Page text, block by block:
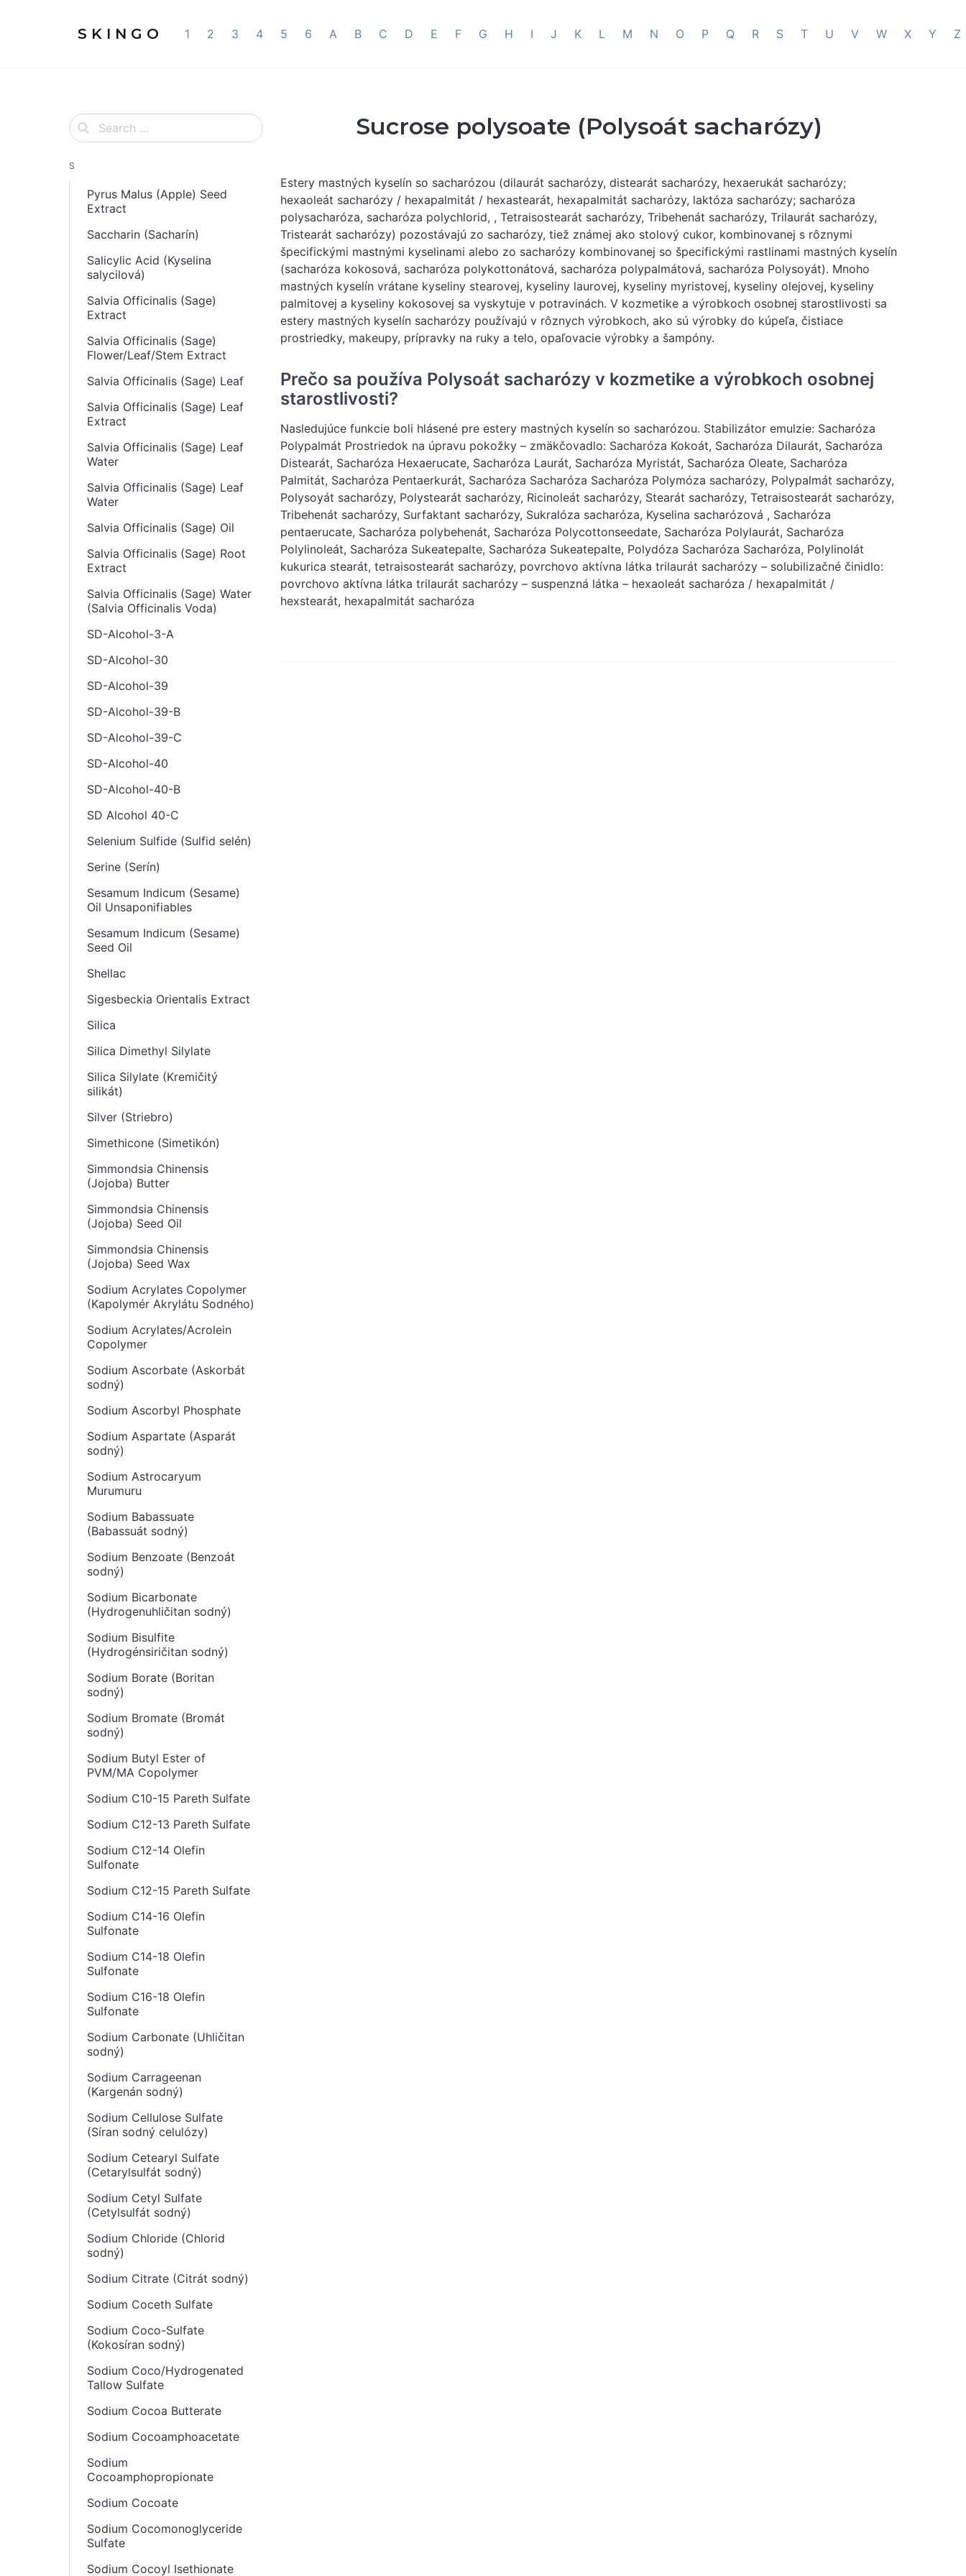
S K I N G O 1 2 3 4 5 6 A B C D E F G H I J K L M N O P Q R S T U V W X Y Z
S
Pyrus Malus (Apple) Seed
Extract
Saccharin (Sacharín)
Salicylic Acid (Kyselina
salycilová)
Salvia Officinalis (Sage)
Extract
Salvia Officinalis (Sage)
Flower/Leaf/Stem Extract
Salvia Officinalis (Sage) Leaf
Salvia Officinalis (Sage) Leaf
Extract
Salvia Officinalis (Sage) Leaf
Water
Salvia Officinalis (Sage) Leaf
Water
Salvia Officinalis (Sage) Oil
Salvia Officinalis (Sage) Root
Extract
Salvia Officinalis (Sage) Water
(Salvia Officinalis Voda)
SD-Alcohol-3-A
SD-Alcohol-30
SD-Alcohol-39
SD-Alcohol-39-B
SD-Alcohol-39-C
SD-Alcohol-40
SD-Alcohol-40-B
SD Alcohol 40-C
Selenium Sulfide (Sulfid selén)
Serine (Serín)
Sesamum Indicum (Sesame)
Oil Unsaponifiables
Sesamum Indicum (Sesame)
Seed Oil
Shellac
Sigesbeckia Orientalis Extract
Silica
Silica Dimethyl Silylate
Silica Silylate (Kremičitý
silikát)
Silver (Striebro)
Simethicone (Simetikón)
Simmondsia Chinensis
(Jojoba) Butter
Simmondsia Chinensis
(Jojoba) Seed Oil
Simmondsia Chinensis
(Jojoba) Seed Wax
Sodium Acrylates Copolymer
(Kapolymér Akrylátu Sodného)
Sodium Acrylates/Acrolein
Copolymer
Sodium Ascorbate (Askorbát
sodný)
Sodium Ascorbyl Phosphate
Sodium Aspartate (Asparát
sodný)
Sodium Astrocaryum
Murumuru
Sodium Babassuate
(Babassuát sodný)
Sodium Benzoate (Benzoát
sodný)
Sodium Bicarbonate
(Hydrogenuhličitan sodný)
Sodium Bisulfite
(Hydrogénsiričitan sodný)
Sodium Borate (Boritan
sodný)
Sodium Bromate (Bromát
sodný)
Sodium Butyl Ester of
PVM/MA Copolymer
Sodium C10-15 Pareth Sulfate
Sodium C12-13 Pareth Sulfate
Sodium C12-14 Olefin
Sulfonate
Sodium C12-15 Pareth Sulfate
Sodium C14-16 Olefin
Sulfonate
Sodium C14-18 Olefin
Sulfonate
Sodium C16-18 Olefin
Sulfonate
Sodium Carbonate (Uhličitan
sodný)
Sodium Carrageenan
(Kargenán sodný)
Sodium Cellulose Sulfate
(Síran sodný celulózy)
Sodium Cetearyl Sulfate
(Cetarylsulfát sodný)
Sodium Cetyl Sulfate
(Cetylsulfát sodný)
Sodium Chloride (Chlorid
sodný)
Sodium Citrate (Citrát sodný)
Sodium Coceth Sulfate
Sodium Coco-Sulfate
(Kokosíran sodný)
Sodium Coco/Hydrogenated
Tallow Sulfate
Sodium Cocoa Butterate
Sodium Cocoamphoacetate
Sodium
Cocoamphopropionate
Sodium Cocoate
Sodium Cocomonoglyceride
Sulfate
Sodium Cocoyl Isethionate
Sucrose polysoate (Polysoát sacharózy)
Estery mastných kyselín so sacharózou (dilaurát sacharózy, distearát sacharózy, hexaerukát sacharózy;
hexaoleát sacharózy / hexapalmitát / hexastearát, hexapalmitát sacharózy, laktóza sacharózy; sacharóza
polysacharóza, sacharóza polychlorid, , Tetraisostearát sacharózy, Tribehenát sacharózy, Trilaurát sacharózy,
Tristearát sacharózy) pozostávajú zo sacharózy, tiež známej ako stolový cukor, kombinovanej s rôznymi
špecifickými mastnými kyselinami alebo zo sacharózy kombinovanej so špecifickými rastlinami mastných kyselín
(sacharóza kokosová, sacharóza polykottonátová, sacharóza polypalmátová, sacharóza Polysoyát). Mnoho
mastných kyselín vrátane kyseliny stearovej, kyseliny laurovej, kyseliny myristovej, kyseliny olejovej, kyseliny
palmitovej a kyseliny kokosovej sa vyskytuje v potravinách. V kozmetike a výrobkoch osobnej starostlivosti sa
estery mastných kyselín sacharózy používajú v rôznych výrobkoch, ako sú výrobky do kúpeľa, čistiace
prostriedky, makeupy, prípravky na ruky a telo, opaľovacie výrobky a šampóny.
Prečo sa používa Polysoát sacharózy v kozmetike a výrobkoch osobnej
starostlivosti?
Nasledujúce funkcie boli hlásené pre estery mastných kyselín so sacharózou. Stabilizátor emulzie: Sacharóza
Polypalmát Prostriedok na úpravu pokožky – zmäkčovadlo: Sacharóza Kokoát, Sacharóza Dilaurát, Sacharóza
Distearát, Sacharóza Hexaerucate, Sacharóza Laurát, Sacharóza Myristát, Sacharóza Oleate, Sacharóza
Palmitát, Sacharóza Pentaerkurát, Sacharóza Sacharóza Sacharóza Polymóza sacharózy, Polypalmát sacharózy,
Polysoyát sacharózy, Polystearát sacharózy, Ricinoleát sacharózy, Stearát sacharózy, Tetraisostearát sacharózy,
Tribehenát sacharózy, Surfaktant sacharózy, Sukralóza sacharóza, Kyselina sacharózová , Sacharóza
pentaerucate, Sacharóza polybehenát, Sacharóza Polycottonseedate, Sacharóza Polylaurát, Sacharóza
Polylinoleát, Sacharóza Sukeatepalte, Sacharóza Sukeatepalte, Polydóza Sacharóza Sacharóza, Polylinolát
kukurica stearát, tetraisostearát sacharózy, povrchovo aktívna látka trilaurát sacharózy – solubilizačné činidlo:
povrchovo aktívna látka trilaurát sacharózy – suspenzná látka – hexaoleát sacharóza / hexapalmitát /
hexstearát, hexapalmitát sacharóza